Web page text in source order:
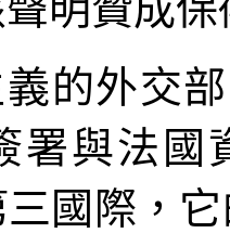
的外交
署與法國
國際，